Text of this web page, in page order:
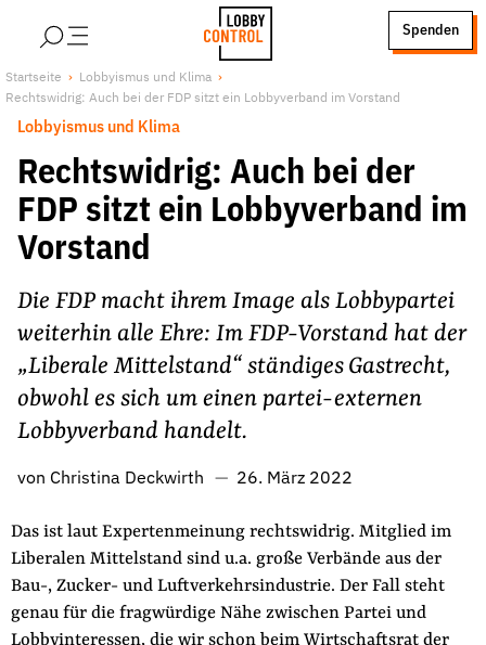
LobbyControl
StartSeite
Spenden
Über uns
Finanzierung
Jobs
Publikationen und Material
Lobbykritische Stadtführungen
Unsere Schwerpunkte
Lobbykontrolle und Regeln
Lobbyismus und Klima
Macht der Digitalkonzerne
Jetzt Spenden
Geschenkspende
Bußgelder und Geldauflagen
Projektspende
Startseite
Lobbyismus und Klima
Rechtswidrig: Auch bei der FDP sitzt ein Lobbyverband im Vorstand
Lobbyismus und Klima
Rechtswidrig: Auch bei der
FDP sitzt ein Lobbyverband im
Vorstand
Die FDP macht ihrem Image als Lobbypartei
weiterhin alle Ehre: Im FDP-Vorstand hat der
„Liberale Mittelstand“ ständiges Gastrecht,
obwohl es sich um einen partei-externen
Lobbyverband handelt.
von Christina Deckwirth 26. März 2022
Das ist laut Expertenmeinung rechtswidrig. Mitglied im
Liberalen Mittelstand sind u.a. große Verbände aus der
Bau-, Zucker- und Luftverkehrsindustrie. Der Fall steht
genau für die fragwürdige Nähe zwischen Partei und
Lobbyinteressen, die wir schon beim Wirtschaftsrat der